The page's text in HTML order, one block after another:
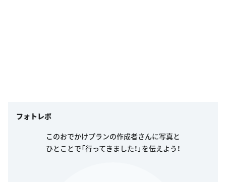
フォトレポ
このおでかけプランの作成者さんに写真と
ひとことで「行ってきました！」を伝えよう！